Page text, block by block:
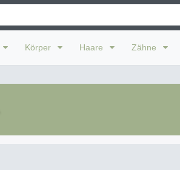
Körper Haare Zähne